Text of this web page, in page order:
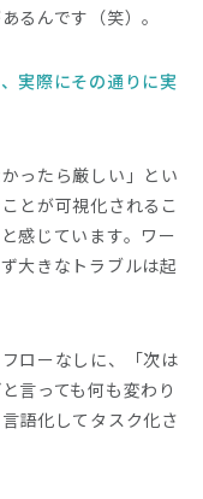
るんです（笑）。
実際にその通りに実
ったら厳しい」とい
とが可視化されるこ
感じています。ワー
大きなトラブルは起
ローなしに、「次は
言っても何も変わり
語化してタスク化さ